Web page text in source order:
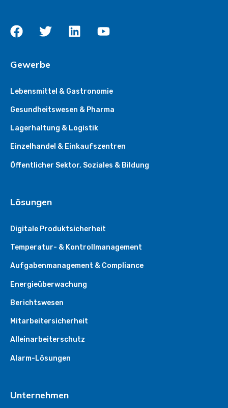
Gewerbe
Lebensmittel & Gastronomie
Gesundheitswesen & Pharma
Lagerhaltung & Logistik
Einzelhandel & Einkaufszentren
Öffentlicher Sektor, Soziales & Bildung
Lösungen
Digitale Produktsicherheit
Temperatur- & Kontrollmanagement
Aufgabenmanagement & Compliance
Energieüberwachung
Berichtswesen
Mitarbeitersicherheit
Alleinarbeiterschutz
Alarm-Lösungen
Unternehmen